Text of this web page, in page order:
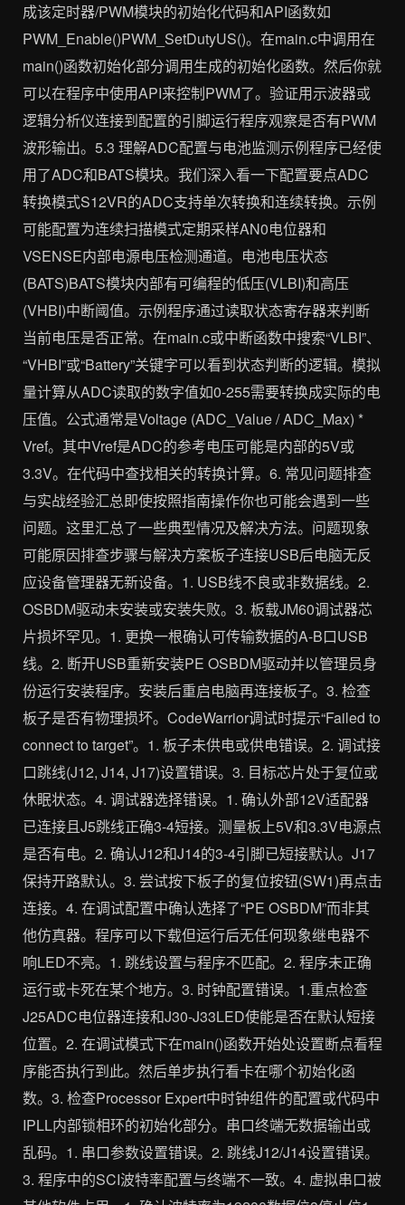
成该定时器/PWM模块的初始化代码和API函数如
PWM_Enable()PWM_SetDutyUS()。在main.c中调用在
main()函数初始化部分调用生成的初始化函数。然后你就
可以在程序中使用API来控制PWM了。验证用示波器或
逻辑分析仪连接到配置的引脚运行程序观察是否有PWM
波形输出。5.3 理解ADC配置与电池监测示例程序已经使
用了ADC和BATS模块。我们深入看一下配置要点ADC
转换模式S12VR的ADC支持单次转换和连续转换。示例
可能配置为连续扫描模式定期采样AN0电位器和
VSENSE内部电源电压检测通道。电池电压状态
(BATS)BATS模块内部有可编程的低压(VLBI)和高压
(VHBI)中断阈值。示例程序通过读取状态寄存器来判断
当前电压是否正常。在main.c或中断函数中搜索“VLBI”、
“VHBI”或“Battery”关键字可以看到状态判断的逻辑。模拟
量计算从ADC读取的数字值如0-255需要转换成实际的电
压值。公式通常是Voltage (ADC_Value / ADC_Max) *
Vref。其中Vref是ADC的参考电压可能是内部的5V或
3.3V。在代码中查找相关的转换计算。6. 常见问题排查
与实战经验汇总即使按照指南操作你也可能会遇到一些
问题。这里汇总了一些典型情况及解决方法。问题现象
可能原因排查步骤与解决方案板子连接USB后电脑无反
应设备管理器无新设备。1. USB线不良或非数据线。2.
OSBDM驱动未安装或安装失败。3. 板载JM60调试器芯
片损坏罕见。1. 更换一根确认可传输数据的A-B口USB
线。2. 断开USB重新安装PE OSBDM驱动并以管理员身
份运行安装程序。安装后重启电脑再连接板子。3. 检查
板子是否有物理损坏。CodeWarrior调试时提示“Failed to
connect to target”。1. 板子未供电或供电错误。2. 调试接
口跳线(J12, J14, J17)设置错误。3. 目标芯片处于复位或
休眠状态。4. 调试器选择错误。1. 确认外部12V适配器
已连接且J5跳线正确3-4短接。测量板上5V和3.3V电源点
是否有电。2. 确认J12和J14的3-4引脚已短接默认。J17
保持开路默认。3. 尝试按下板子的复位按钮(SW1)再点击
连接。4. 在调试配置中确认选择了“PE OSBDM”而非其
他仿真器。程序可以下载但运行后无任何现象继电器不
响LED不亮。1. 跳线设置与程序不匹配。2. 程序未正确
运行或卡死在某个地方。3. 时钟配置错误。1.重点检查
J25ADC电位器连接和J30-J33LED使能是否在默认短接
位置。2. 在调试模式下在main()函数开始处设置断点看程
序能否执行到此。然后单步执行看卡在哪个初始化函
数。3. 检查Processor Expert中时钟组件的配置或代码中
IPLL内部锁相环的初始化部分。串口终端无数据输出或
乱码。1. 串口参数设置错误。2. 跳线J12/J14设置错误。
3. 程序中的SCI波特率配置与终端不一致。4. 虚拟串口被